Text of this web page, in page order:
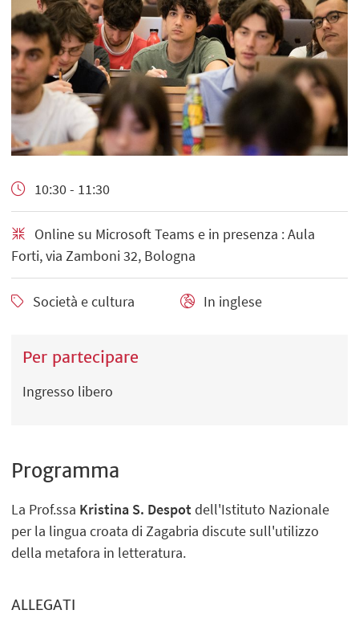
10:30 - 11:30
Online su Microsoft Teams e in presenza : Aula
Forti, via Zamboni 32, Bologna
Società e cultura In inglese
Per partecipare
Ingresso libero
Programma
La Prof.ssa Kristina S. Despotdell'Istituto Nazionale
per la lingua croata di Zagabria discute sull'utilizzo
della metafora in letteratura.
ALLEGATI